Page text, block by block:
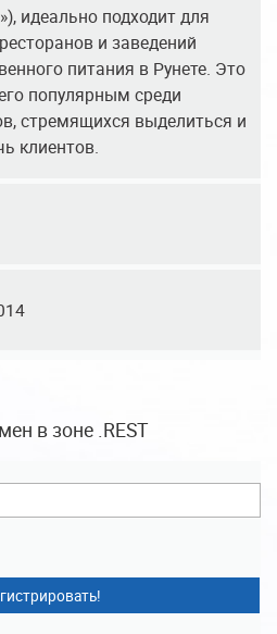
идеально подходит для
и заведений
питания в Рунете. Это
популярным среди
стремящихся выделиться и
клиентов.
в зоне .REST